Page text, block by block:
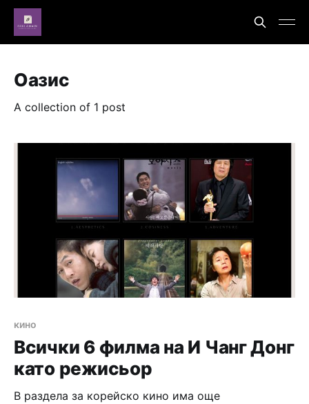
Оазис
A collection of 1 post
кино
Всички 6 филма на И Чанг Донг
като режисьор
В раздела за корейско кино има още